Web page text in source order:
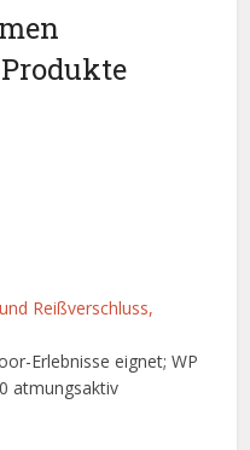
Reißverschluss,
Erlebnisse eignet; WP
atmungsaktiv